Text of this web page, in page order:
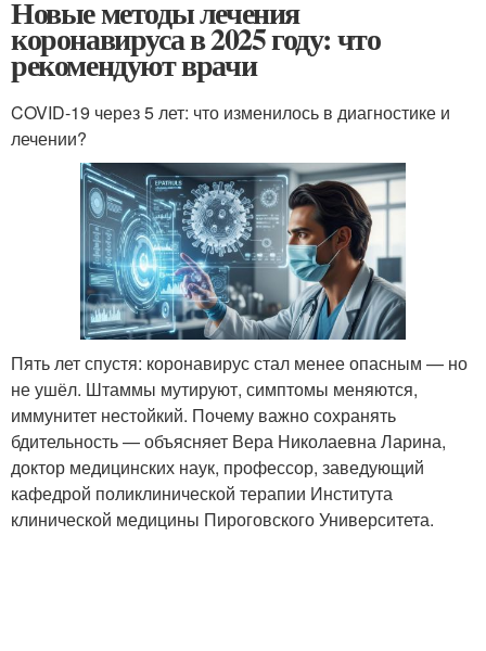
Новые методы лечения
коронавируса в 2025 году: что
рекомендуют врачи
COVID-19 через 5 лет: что изменилось в диагностике и
лечении?
Пять лет спустя: коронавирус стал менее опасным — но
не ушёл. Штаммы мутируют, симптомы меняются,
иммунитет нестойкий. Почему важно сохранять
бдительность — объясняет Вера Николаевна Ларина,
доктор медицинских наук, профессор, заведующий
кафедрой поликлинической терапии Института
клинической медицины Пироговского Университета.